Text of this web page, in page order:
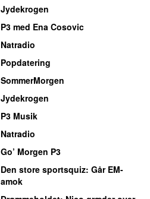
Jydekrogen
P3 med Ena Cosovic
Natradio
Popdatering
SommerMorgen
Jydekrogen
P3 Musik
Natradio
Go’ Morgen P3
Den store sportsquiz: Går EM-
amok